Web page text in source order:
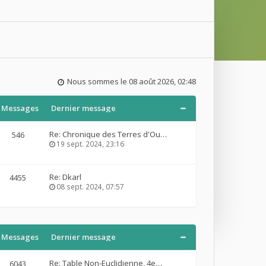
Nous sommes le 08 août 2026, 02:48
Messages Dernier message
546 Re: Chronique des Terres d'Ou…
19 sept. 2024, 23:16
4455 Re: Dkarl
08 sept. 2024, 07:57
Messages Dernier message
6043 Re: Table Non-Euclidienne, 4e…